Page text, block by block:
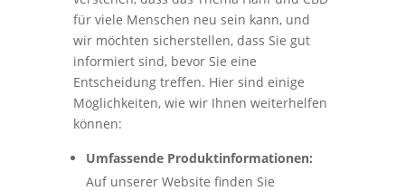
für viele Menschen neu sein kann, und
wir möchten sicherstellen, dass Sie gut
informiert sind, bevor Sie eine
Entscheidung treffen. Hier sind einige
Möglichkeiten, wie wir Ihnen weiterhelfen
können:
Umfassende Produktinformationen:
Auf unserer Website finden Sie